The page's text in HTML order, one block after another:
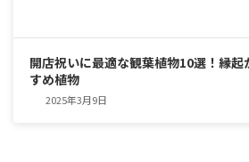
開店祝いに最適な観葉植物10選！縁
すめ植物
2025年3月9日